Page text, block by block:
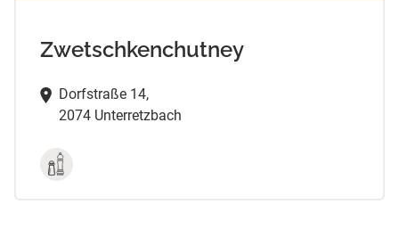
Zwetschkenchutney
Dorfstraße 14,
2074 Unterretzbach